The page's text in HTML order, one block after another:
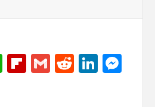
WhatsApp
Flipboard
GmailReddit